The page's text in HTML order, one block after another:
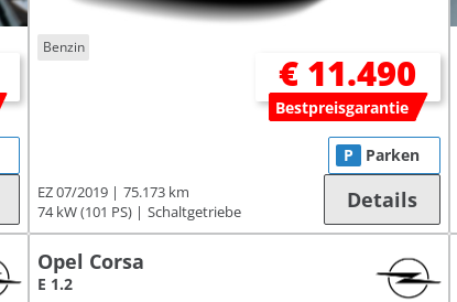
Benzin
€ 11.490
Bestpreisgarantie
EZ 07/2019
75.173 km
74 kW (101 PS)
Schaltgetriebe
P Parken
Details
Opel Corsa
E 1.2